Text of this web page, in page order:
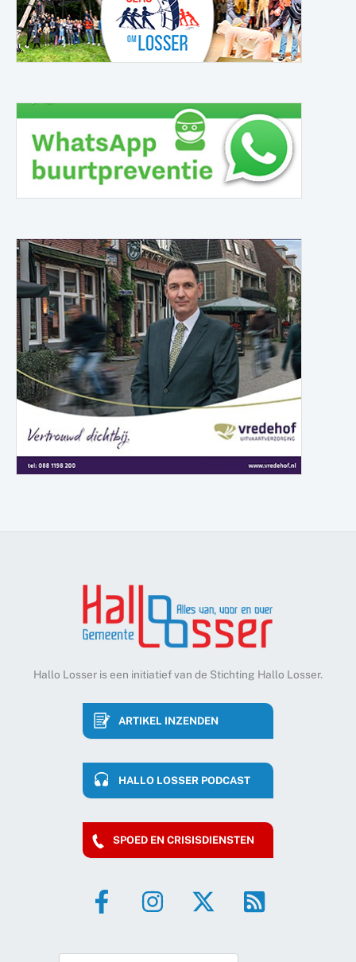
Hallo Losser is een initiatief van de Stichting Hallo Losser.
ARTIKEL INZENDEN
HALLO LOSSER PODCAST
SPOED EN CRISISDIENSTEN